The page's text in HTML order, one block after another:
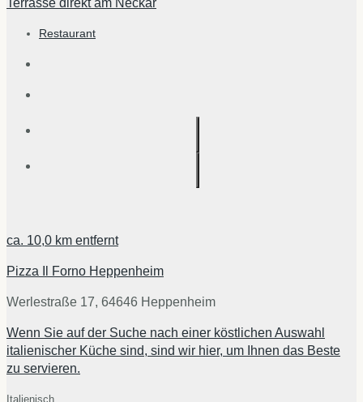
Terrasse direkt am Neckar
Restaurant
ca. 10,0 km entfernt
Pizza Il Forno Heppenheim
Werlestraße 17, 64646 Heppenheim
Wenn Sie auf der Suche nach einer köstlichen Auswahl
italienischer Küche sind, sind wir hier, um Ihnen das Beste
zu servieren.
Italienisch